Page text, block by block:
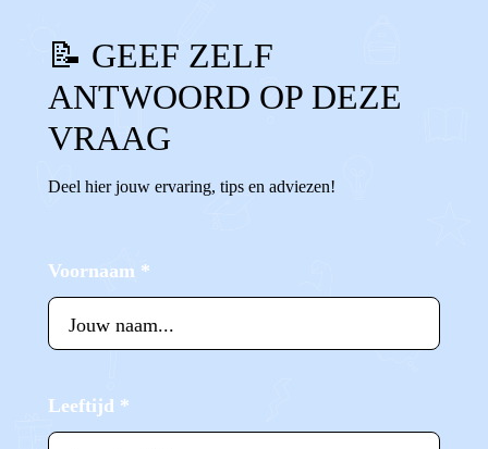
📝 GEEF ZELF
ANTWOORD OP DEZE
VRAAG
Deel hier jouw ervaring, tips en adviezen!
Voornaam *
Leeftijd *